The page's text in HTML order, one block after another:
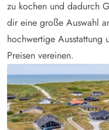
zu kochen und dadurch
dir eine große Auswahl
hochwertige Ausstattung
Preisen vereinen.